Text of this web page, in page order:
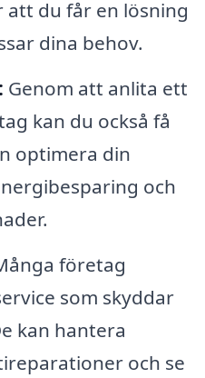
att du får en lösning
dina behov.
Genom att anlita ett
kan du också få
optimera din
och
företag
som skyddar
kan hantera
och se